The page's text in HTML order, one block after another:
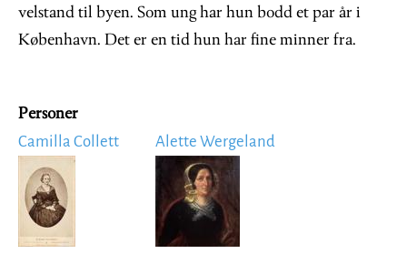
velstand til byen. Som ung har hun bodd et par år i
København. Det er en tid hun har fine minner fra.
Personer
Camilla Collett
Image
Alette Wergeland
Image